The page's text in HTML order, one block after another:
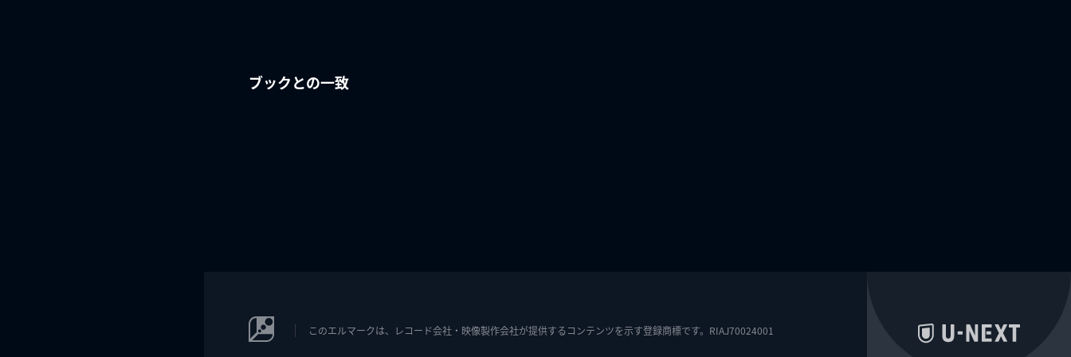
ブックとの一致
このエルマークは、レコード会社・映像製作会社が提供するコンテンツを示す登録商標です。RIAJ70024001